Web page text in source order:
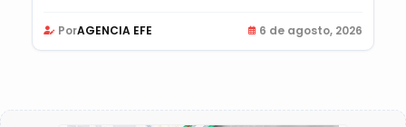
PorAGENCIA EFE 6 de agosto, 2026